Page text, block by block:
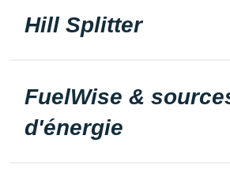
Hill Splitter
FuelWise &
d'énergie